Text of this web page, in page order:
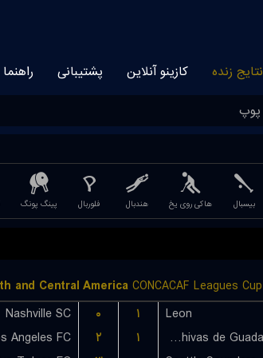
نتایج زنده کازینو آنلاین پشتیبانی راهنما
پوپ
بیسبال هاکی روی یخ هندبال فلوربال پینگ پونگ
and Central America CONCACAF Leagues Cup
Nashville SC
۰ ۱ Leon
Angeles FC
۲ ۱ CD Chivas de Guadalajara